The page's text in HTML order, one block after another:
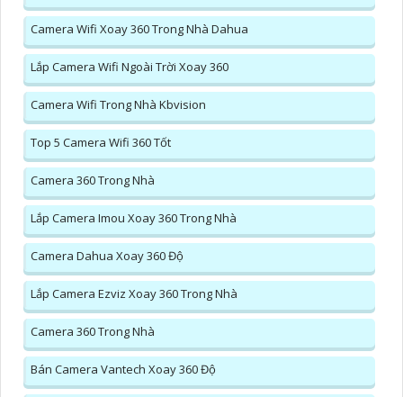
Camera Wifi Xoay 360 Trong Nhà Dahua
Lắp Camera Wifi Ngoài Trời Xoay 360
Camera Wifi Trong Nhà Kbvision
Top 5 Camera Wifi 360 Tốt
Camera 360 Trong Nhà
Lắp Camera Imou Xoay 360 Trong Nhà
Camera Dahua Xoay 360 Độ
Lắp Camera Ezviz Xoay 360 Trong Nhà
Camera 360 Trong Nhà
Bán Camera Vantech Xoay 360 Độ